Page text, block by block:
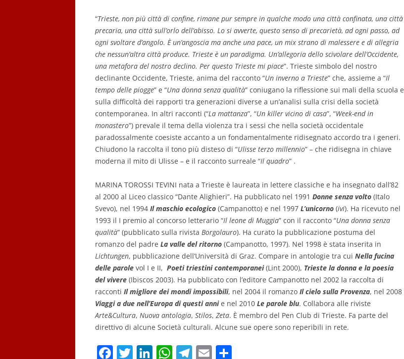
“Trieste, non più città di confine, rimane pur sempre in qualche modo una città confinata, una città
precaria, una città sull’orlo dell’abisso. Lo si avverte, questo senso di precarietà, ad ogni passo, ad
ogni svoltare d’angolo. È un’angoscia ma anche una pace, un mix strano di malessere e di allegria
che nessun’altra città produce. Trieste è un paradigma. Un’allegoria dello scivolare dell’Occidente,
una metafora del nostro declino. Per questo Trieste mi piace”. Trieste simbolo del nostro
declinante Occidente, Trieste, anima del racconto “Un inverno a Trieste” che, assieme a “Il
tempo delle piogge” e “Una donna senza qualità” coniugano la riflessione sui mali della scuola e
sulla difficoltà dei rapporti tra generazioni diverse a un’analisi sulla crisi della società
contemporanea. In altri racconti (“La mattanza”, “Un killer vicino di casa”, “Week-end in
monastero”) prevale il tema della violenza tra i sessi che nella società occidentale
paradossalmente coesiste accanto a un fondamentalmente ridisegnato accordo tra i generi.
Chiudono la raccolta il tono più disteso di “Ulisse terzo millennio” – che ridisegna in chiave
moderna il mito di Ulisse – e il racconto surreale “Il quadro” .
MARINA TOROSSI TEVINI nata a Trieste è laureata in lettere classiche e ha insegnato dall’82
al 2000 al Liceo classico “Dante Alighieri”. Ha pubblicato nel 1991 Donne senza volto (Italo
Svevo), nel 1994 Il maschio ecologico (Campanotto) e nel 1997 L’unicorno (ivi). Ha ricevuto nel
1993 il I premio al concorso letterario “Il leone di Muggia” con il racconto “Una donna senza
qualità” (pubblicato sulla rivista Borgolauro). Ha curato la pubblicazione postuma del
romanzo del padre La valle del ritorno (Campanotto, 1997). Nel 1998 è stata inserita in
Lichtungen, pubblicazione dell’Università di Graz. Compare in antologie tra cui Nella fucina
delle parole vol I e II, Poeti triestini contemporanei(Lint 2000), Trieste la donna e la poesia
del vivere (Ibiscos 2003). Ha pubblicato con l’editore Campanotto nel 2002 la raccolta di
racconti Il migliore dei mondi impossibili, nel 2004 il romanzo Il cielo sulla Provenza, nel 2008
Viaggi a due nell’Europa di questi annie nel 2010 Le parole blu. Collabora alle riviste
Arte&Cultura, Nuova antologia, Stilos, Zeta. È membro del Pen Club di Trieste. Fa parte del
direttivo di alcune Società culturali. Alcune sue opere sono reperibili in rete.
F T Li W T E